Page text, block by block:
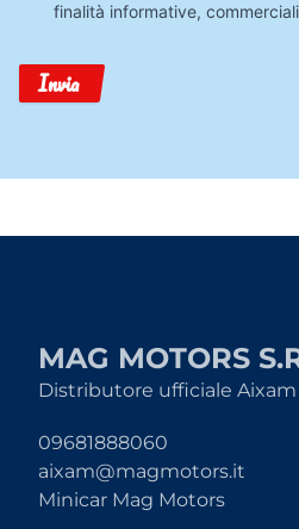
finalità informative,
Invia
MAG MOTORS
Distributore ufficiale
09681888060
aixam@magmotors.it
Minicar Mag Motors